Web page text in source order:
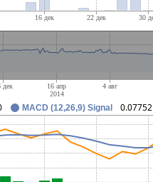
MACD (12,26,9) Signal 0.07752